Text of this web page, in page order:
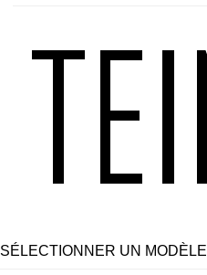
SÉLECTIONNER UN MODÈLE